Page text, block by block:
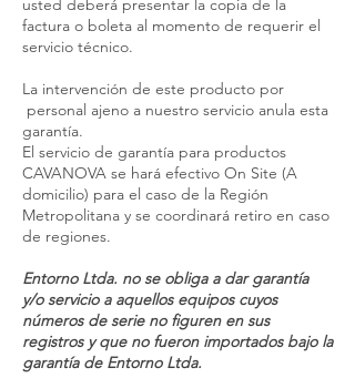
usted deberá presentar la copia de la
factura o boleta al momento de requerir el
servicio técnico.
La intervención de este producto por
personal ajeno a nuestro servicio anula esta
garantía.
El servicio de garantía para productos
CAVANOVA se hará efectivo On Site (A
domicilio) para el caso de la Región
Metropolitana y se coordinará retiro en caso
de regiones.
Entorno Ltda. no se obliga a dar garantía
y/o servicio a aquellos equipos cuyos
números de serie no figuren en sus
registros y que no fueron importados bajo la
garantía de Entorno Ltda.